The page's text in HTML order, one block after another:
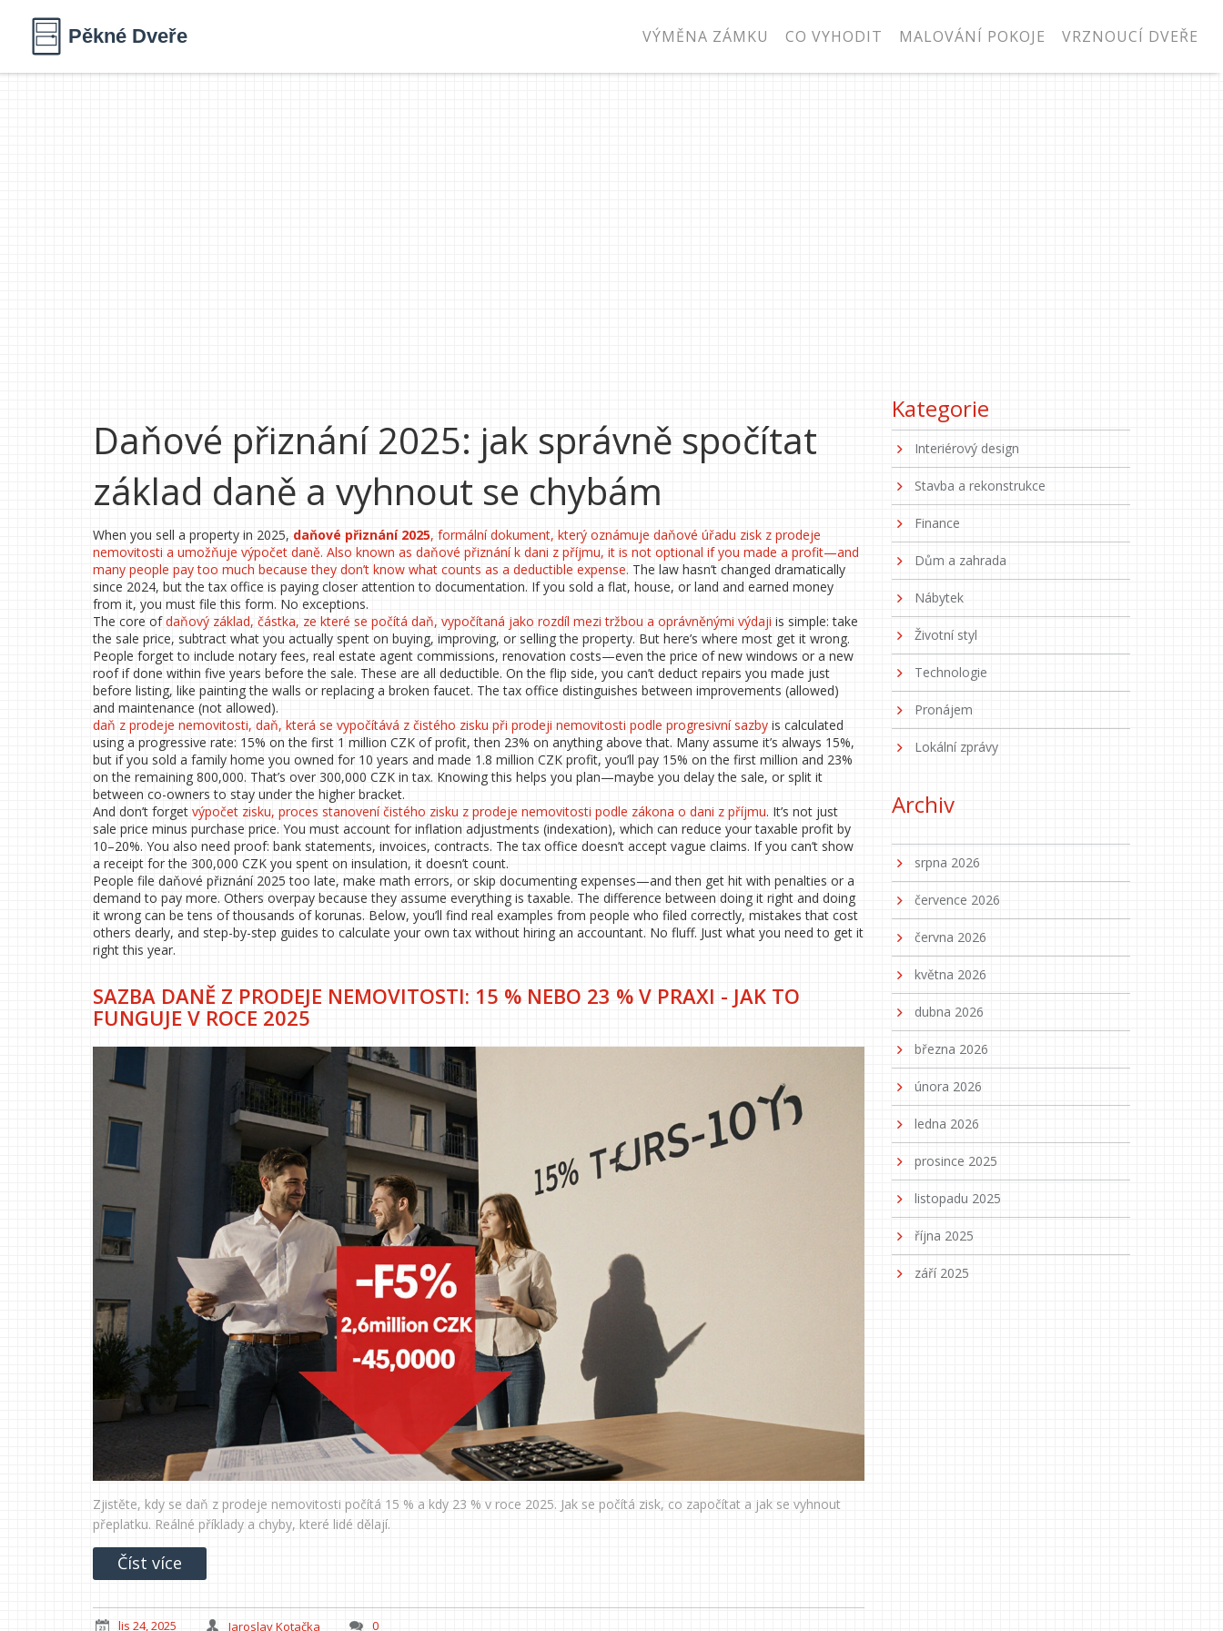
VÝMĚNA ZÁMKU CO VYHODIT MALOVÁNÍ POKOJE VRZNOUCÍ DVEŘE
Daňové přiznání 2025: jak správně spočítat
základ daně a vyhnout se chybám
When you sell a property in 2025, daňové přiznání 2025, formální dokument, který oznámuje daňové úřadu zisk z prodeje
nemovitosti a umožňuje výpočet daně. Also known as daňové přiznání k dani z příjmu, it is not optional if you made a profit—and
many people pay too much because they don’t know what counts as a deductible expense. The law hasn’t changed dramatically
since 2024, but the tax office is paying closer attention to documentation. If you sold a flat, house, or land and earned money
from it, you must file this form. No exceptions.
The core ofdaňový základ, částka, ze které se počítá daň, vypočítaná jako rozdíl mezi tržbou a oprávněnými výdaji is simple: take
the sale price, subtract what you actually spent on buying, improving, or selling the property. But here’s where most get it wrong.
People forget to include notary fees, real estate agent commissions, renovation costs—even the price of new windows or a new
roof if done within five years before the sale. These are all deductible. On the flip side, you can’t deduct repairs you made just
before listing, like painting the walls or replacing a broken faucet. The tax office distinguishes between improvements (allowed)
and maintenance (not allowed).
daň z prodeje nemovitosti, daň, která se vypočítává z čistého zisku při prodeji nemovitosti podle progresivní sazby is calculated
using a progressive rate: 15% on the first 1 million CZK of profit, then 23% on anything above that. Many assume it’s always 15%,
but if you sold a family home you owned for 10 years and made 1.8 million CZK profit, you’ll pay 15% on the first million and 23%
on the remaining 800,000. That’s over 300,000 CZK in tax. Knowing this helps you plan—maybe you delay the sale, or split it
between co-owners to stay under the higher bracket.
And don’t forget výpočet zisku, proces stanovení čistého zisku z prodeje nemovitosti podle zákona o dani z příjmu. It’s not just
sale price minus purchase price. You must account for inflation adjustments (indexation), which can reduce your taxable profit by
10–20%. You also need proof: bank statements, invoices, contracts. The tax office doesn’t accept vague claims. If you can’t show
a receipt for the 300,000 CZK you spent on insulation, it doesn’t count.
People file daňové přiznání 2025 too late, make math errors, or skip documenting expenses—and then get hit with penalties or a
demand to pay more. Others overpay because they assume everything is taxable. The difference between doing it right and doing
it wrong can be tens of thousands of korunas. Below, you’ll find real examples from people who filed correctly, mistakes that cost
others dearly, and step-by-step guides to calculate your own tax without hiring an accountant. No fluff. Just what you need to get it
right this year.
SAZBA DANĚ Z PRODEJE NEMOVITOSTI: 15 % NEBO 23 % V PRAXI - JAK TO
FUNGUJE V ROCE 2025
Zjistěte, kdy se daň z prodeje nemovitosti počítá 15 % a kdy 23 % v roce 2025. Jak se počítá zisk, co započítat a jak se vyhnout
přeplatku. Reálné příklady a chyby, které lidé dělají.
Číst více
lis 24, 2025 Jaroslav Kotačka 0
Kategorie
Interiérový design
Stavba a rekonstrukce
Finance
Dům a zahrada
Nábytek
Životní styl
Technologie
Pronájem
Lokální zprávy
Archiv
srpna 2026
července 2026
června 2026
května 2026
dubna 2026
března 2026
února 2026
ledna 2026
prosince 2025
listopadu 2025
října 2025
září 2025